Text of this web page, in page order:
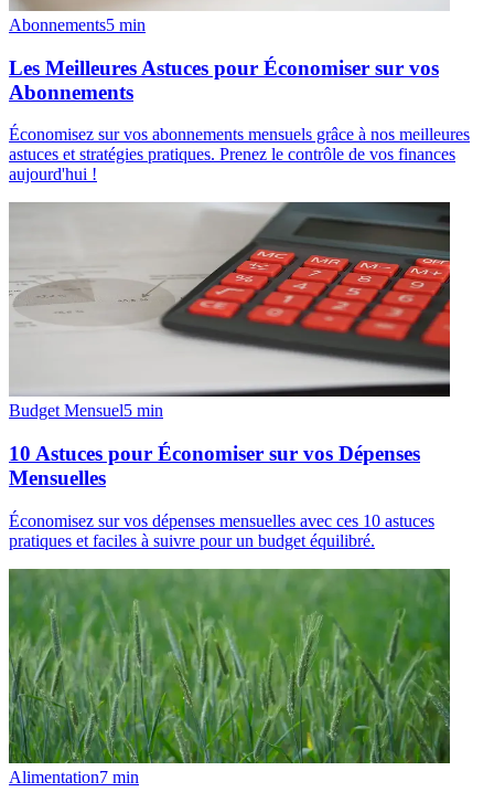
Abonnements5 min
Les Meilleures Astuces pour Économiser sur vos
Abonnements
Économisez sur vos abonnements mensuels grâce à nos meilleures
astuces et stratégies pratiques. Prenez le contrôle de vos finances
aujourd'hui !
Budget Mensuel5 min
10 Astuces pour Économiser sur vos Dépenses
Mensuelles
Économisez sur vos dépenses mensuelles avec ces 10 astuces
pratiques et faciles à suivre pour un budget équilibré.
Alimentation7 min